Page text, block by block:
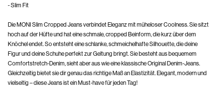
- Slim Fit
Die MONI Slim Cropped Jeans verbindet Eleganz mit müheloser Coolness. Sie sitzt
hoch auf der Hüfte und hat eine schmale, cropped Beinform, die kurz über dem
Knöchel endet. So entsteht eine schlanke, schmeichelhafte Silhouette, die deine
Figur und deine Schuhe perfekt zur Geltung bringt. Sie besteht aus bequemem
Comfortstretch-Denim, sieht aber aus wie eine klassische Original Denim-Jeans.
Gleichzeitig bietet sie dir genau das richtige Maß an Elastizität. Elegant, modern und
vielseitig – diese Jeans ist ein Must-have für jeden Tag!